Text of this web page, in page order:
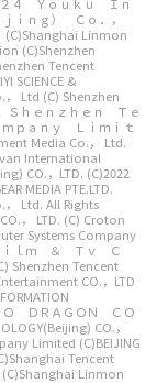
ｊｉｎｇ） Ｃｏ．，
(C)Shanghai Linmon
(C)Shenzhen
Tencent
SCIENCE &
， Ltd (C) Shenzhen
）Ｓｈｅｎｚｈｅｎ Ｔｅ
ｐａｎｙ Ｌｉｍｉｔ
Media Co.， Ltd.
International
CO.，LTD. (C)2022
MEDIA PTE.LTD.
Ltd. All Rights
， LTD. (C) Croton
Systems Company
ｉｌｍ ＆ Ｔｖ Ｃ
Shenzhen Tencent
CO.，LTD
Ｏ ＤＲＡＧＯＮ ＣＯ
CO.，
Limited (C)BEIJING
Tencent
(C)Shanghai Linmon